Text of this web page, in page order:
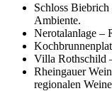
Schloss Biebrich
Ambiente.
Nerotalanlage –
Villa Rothschild
Rheingauer
regionalen